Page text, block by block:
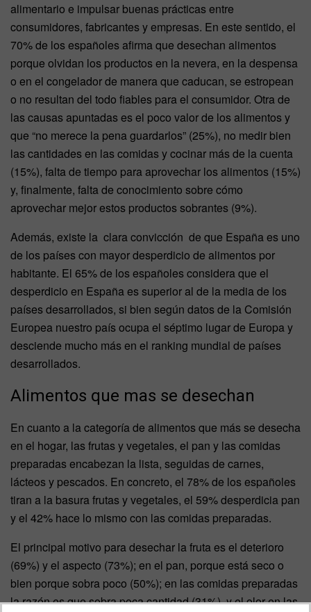
alimentario e impulsar buenas prácticas entre
consumidores, fabricantes y empresas. En este sentido, el
70% de los españoles afirma que desechan alimentos
porque olvidan los productos en la nevera, en la despensa
o en el congelador de manera que caducan, se estropean
o no resultan del todo fiables para el consumidor. Otra de
las causas apuntadas es el poco valor de los alimentos y
que “no merece la pena guardarlos” (25%), no medir bien
las cantidades en las comidas y cocinar más de la cuenta
(15%), falta de tiempo para aprovechar los alimentos (15%)
y, finalmente, falta de conocimiento sobre cómo
aprovechar mejor estos productos sobrantes (9%).
Además, existe la clara convicción de que España es uno
de los países con mayor desperdicio de alimentos por
habitante. El 65% de los españoles considera que el
desperdicio en España es superior al de la media de los
países desarrollados, si bien según datos de la Comisión
Europea nuestro país ocupa el séptimo lugar de Europa y
desciende mucho más en el ranking mundial de países
desarrollados.
Alimentos que mas se desechan
En cuanto a la categoría de alimentos que más se desecha
en el hogar, las frutas y vegetales, el pan y las comidas
preparadas encabezan la lista, seguidas de carnes,
lácteos y pescados. En concreto, el 78% de los españoles
tiran a la basura frutas y vegetales, el 59% desperdicia pan
y el 42% hace lo mismo con las comidas preparadas.
El principal motivo para desechar la fruta es el deterioro
(69%) y el aspecto (73%); en el pan, porque está seco o
bien porque sobra poco (50%); en las comidas preparadas
la razón es que sobra poca cantidad (31%), y el olor en las